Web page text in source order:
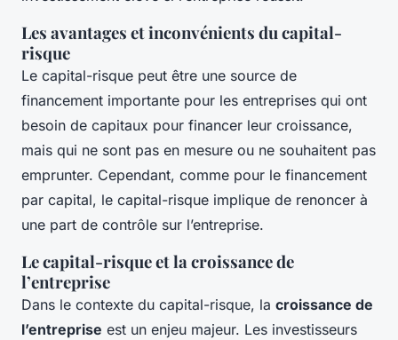
Les avantages et inconvénients du capital-
risque
Le capital-risque peut être une source de
financement importante pour les entreprises qui ont
besoin de capitaux pour financer leur croissance,
mais qui ne sont pas en mesure ou ne souhaitent pas
emprunter. Cependant, comme pour le financement
par capital, le capital-risque implique de renoncer à
une part de contrôle sur l’entreprise.
Le capital-risque et la croissance de
l’entreprise
Dans le contexte du capital-risque, la croissance de
l’entreprise est un enjeu majeur. Les investisseurs